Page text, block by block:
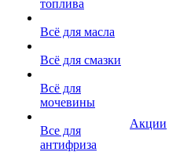
топлива
Всё для масла
Всё для смазки
Всё для
мочевины
Все для
антифриза
Акции